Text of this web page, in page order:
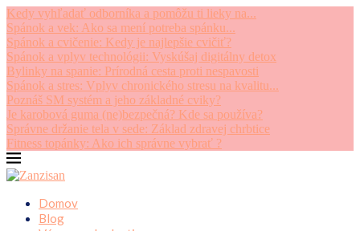
Kedy vyhľadať odborníka a pomôžu ti lieky na...
Spánok a vek: Ako sa mení potreba spánku...
Spánok a cvičenie: Kedy je najlepšie cvičiť?
Spánok a vplyv technológii: Vyskúšaj digitálny detox
Bylinky na spanie: Prírodná cesta proti nespavosti
Spánok a stres: Vplyv chronického stresu na kvalitu...
Poznáš SM systém a jeho základné cviky?
Je karobová guma (ne)bezpečná? Kde sa používa?
Správne držanie tela v sede: Základ zdravej chrbtice
Fitness topánky: Ako ich správne vybrať ?
Domov
Blog